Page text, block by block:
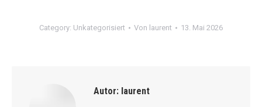
Category: Unkategorisiert Von laurent 13. Mai 2026
Autor: laurent